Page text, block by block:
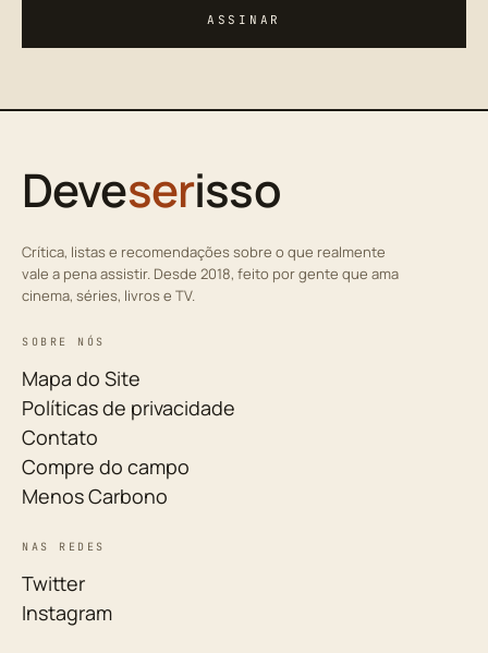
ASSINAR
Deveserisso
Crítica, listas e recomendações sobre o que realmente
vale a pena assistir. Desde 2018, feito por gente que ama
cinema, séries, livros e TV.
SOBRE NÓS
Mapa do Site
Políticas de privacidade
Contato
Compre do campo
Menos Carbono
NAS REDES
Twitter
Instagram